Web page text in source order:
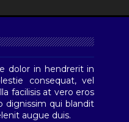
dolor in hendrerit in
consequat, vel
facilisis at vero eros
dignissim qui blandit
augue duis.